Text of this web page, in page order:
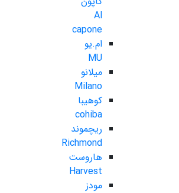
Al
capone
ام.یو
MU
میلانو
Milano
کوهیبا
cohiba
ریچموند
Richmond
هاروست
Harvest
مودز